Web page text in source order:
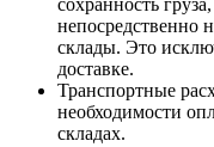
непосредственно
склады. Это
доставке.
Транспортные
необходимости
складах.